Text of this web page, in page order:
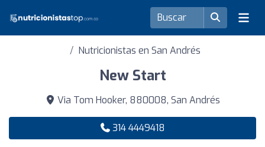
Nutricionistas en San Andrés
New Start
Via Tom Hooker, 880008, San Andrés
314 4449418